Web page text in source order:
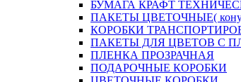
БУМАГА КРАФТ
ПАКЕТЫ ЦВЕТОЧНЫЕ(
КОРОБКИ
ПАКЕТЫ ДЛЯ ЦВЕТОВ С
ПЛЕНКА ПРОЗРАЧНАЯ
ПОДАРОЧНЫЕ КОРОБКИ